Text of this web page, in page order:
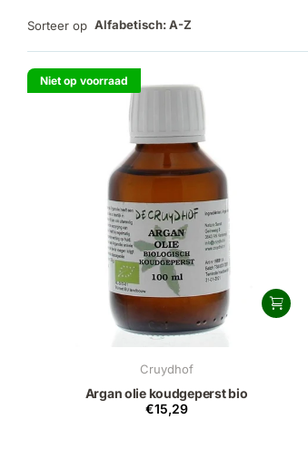
Sorteer op Alfabetisch: A-Z
Niet op voorraad
Cruydhof
Argan olie koudgeperst bio
€15,29